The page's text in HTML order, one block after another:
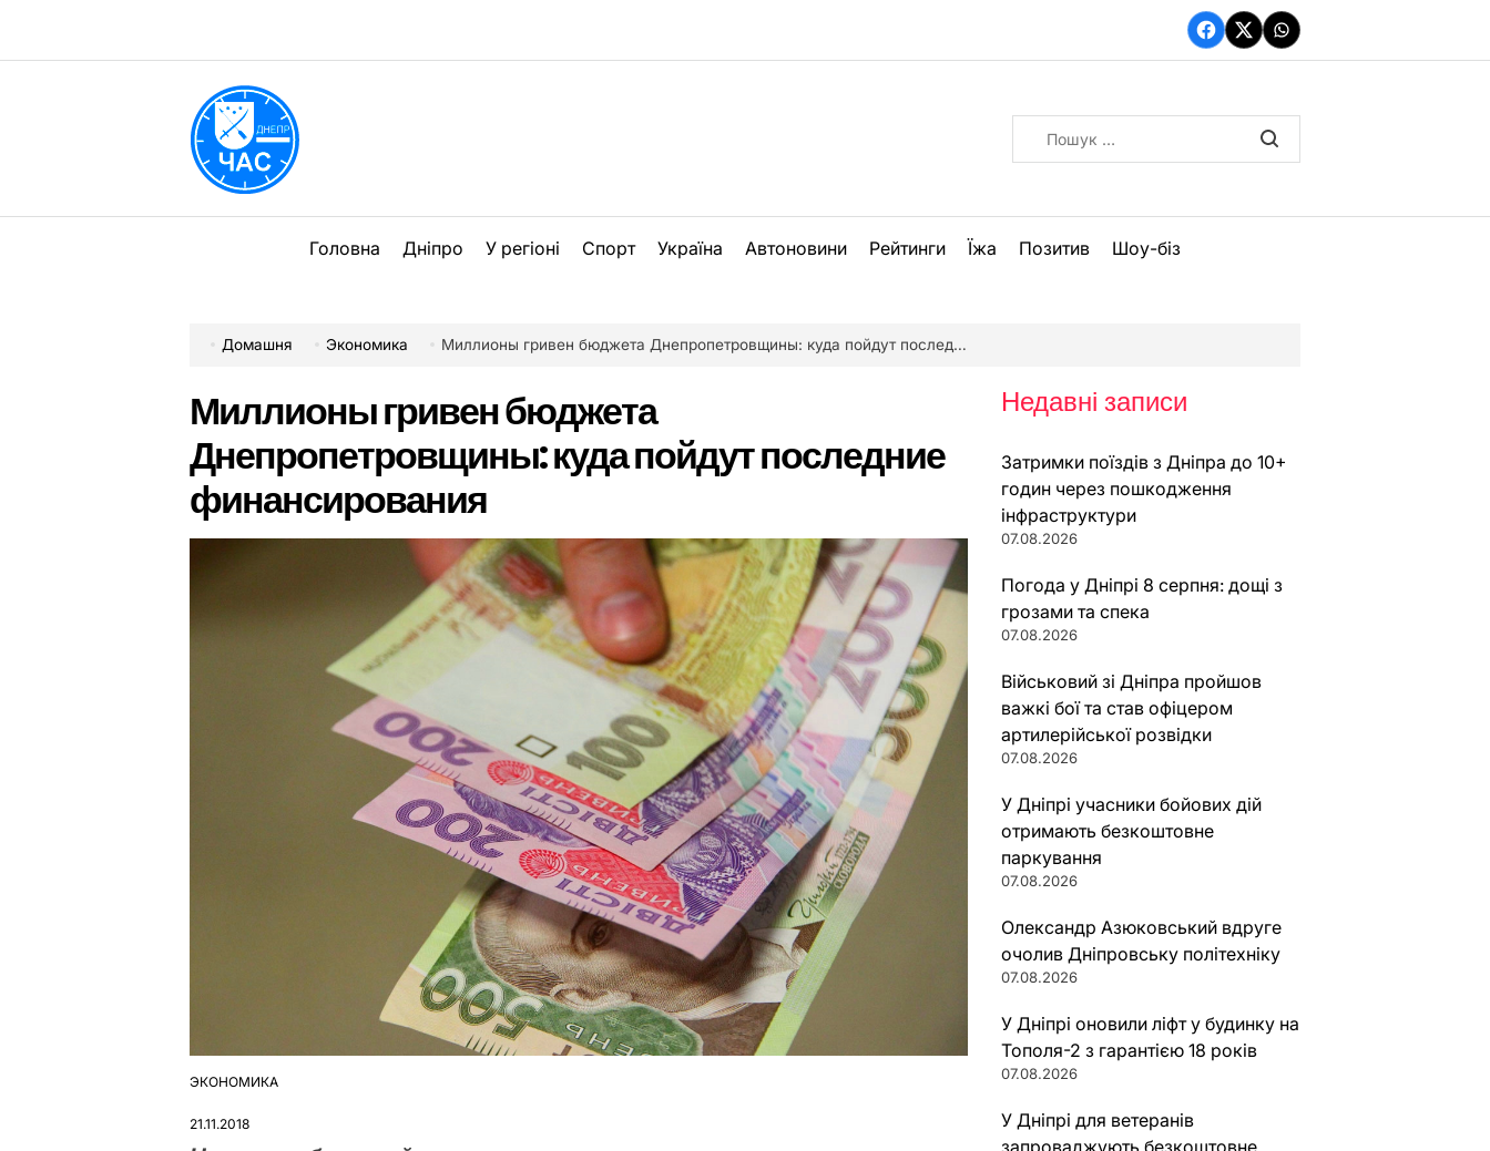
вмісту
Facebook
TwitterWhatsApp
Головна Дніпро У регіоні Спорт Україна Автоновини Рейтинги Їжа Позитив Шоу-біз
Домашня Экономика Миллионы гривен бюджета Днепропетровщины: куда пойдут последние финансирования
Миллионы гривен бюджета
Днепропетровщины: куда пойдут последние
финансирования
ОПУБЛІКУВАТИ
ЭКОНОМИКА
21.11.2018
Недавні записи
Затримки поїздів з Дніпра до 10+
годин через пошкодження
інфраструктури
07.08.2026
Погода у Дніпрі 8 серпня: дощі з
грозами та спека
07.08.2026
Військовий зі Дніпра пройшов
важкі бої та став офіцером
артилерійської розвідки
07.08.2026
У Дніпрі учасники бойових дій
отримають безкоштовне
паркування
07.08.2026
Олександр Азюковський вдруге
очолив Дніпровську політехніку
07.08.2026
У Дніпрі оновили ліфт у будинку на
Тополя-2 з гарантією 18 років
07.08.2026
У Дніпрі для ветеранів
запроваджують безкоштовне